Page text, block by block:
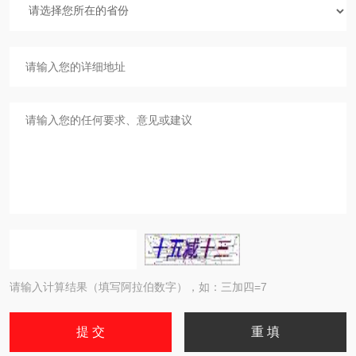
请输入计算结果（填写阿拉伯数字），如：三加四=7